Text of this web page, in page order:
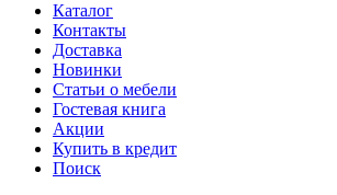
Каталог
Контакты
Доставка
Новинки
Статьи о мебели
Гостевая книга
Акции
Купить в кредит
Поиск